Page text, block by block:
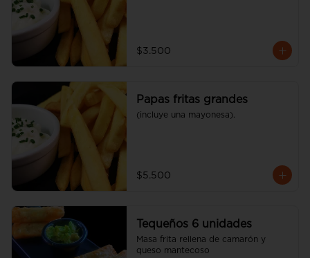
$3.500
Papas fritas grandes
(incluye una mayonesa).
$5.500
Tequeños 6 unidades
Masa frita rellena de camarón y
queso mantecoso